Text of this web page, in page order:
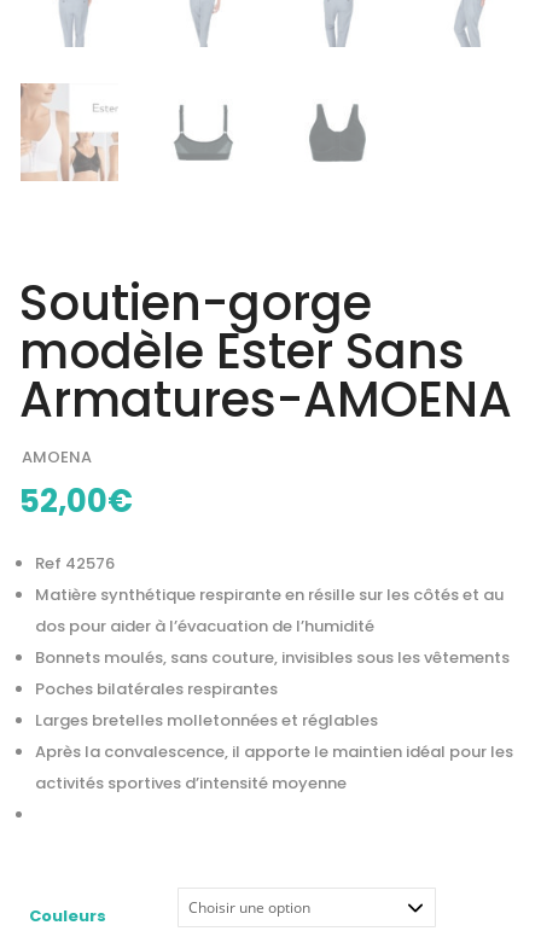
Soutien-gorge
modèle Ester Sans
Armatures-AMOENA
AMOENA
52,00€
Ref 42576
Matière synthétique respirante en résille sur les côtés et au
dos pour aider à l’évacuation de l’humidité
Bonnets moulés, sans couture, invisibles sous les vêtements
Poches bilatérales respirantes
Larges bretelles molletonnées et réglables
Après la convalescence, il apporte le maintien idéal pour les
activités sportives d’intensité moyenne
Couleurs